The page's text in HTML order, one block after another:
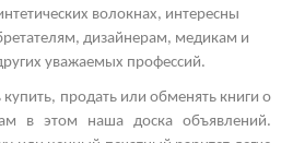
волокнах, интересны
дизайнерам, медикам и
уважаемых профессий.
продать или обменять книги о
в этом наша доска объявлений.